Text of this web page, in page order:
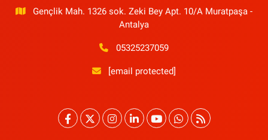
Gençlik Mah. 1326 sok. Zeki Bey Apt. 10/A Muratpaşa -
Antalya
05325237059
[email protected]